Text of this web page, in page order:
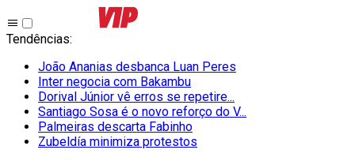
Tendências:
João Ananias desbanca Luan Peres
Inter negocia com Bakambu
Dorival Júnior vê erros se repetire...
Santiago Sosa é o novo reforço do V...
Palmeiras descarta Fabinho
Zubeldía minimiza protestos